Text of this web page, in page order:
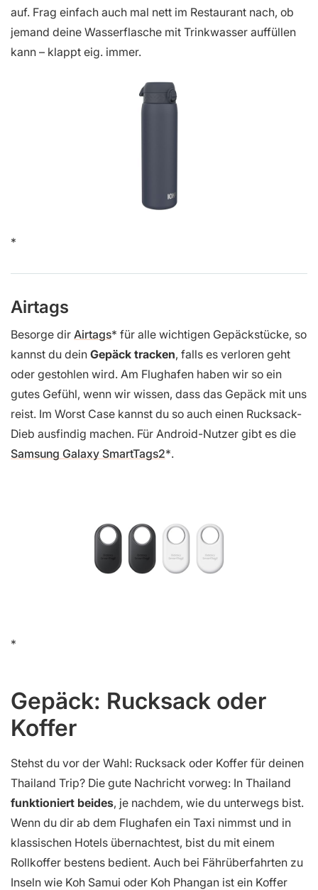
auf. Frag einfach auch mal nett im Restaurant nach, ob
jemand deine Wasserflasche mit Trinkwasser auffüllen
kann – klappt eig. immer.
Airtags
Besorge dir Airtags für alle wichtigen Gepäckstücke, so
kannst du dein Gepäck tracken, falls es verloren geht
oder gestohlen wird. Am Flughafen haben wir so ein
gutes Gefühl, wenn wir wissen, dass das Gepäck mit uns
reist. Im Worst Case kannst du so auch einen Rucksack-
Dieb ausfindig machen. Für Android-Nutzer gibt es die
Samsung Galaxy SmartTags2 .
Gepäck: Rucksack oder
Koffer
Stehst du vor der Wahl: Rucksack oder Koffer für deinen
Thailand Trip? Die gute Nachricht vorweg: In Thailand
funktioniert beides, je nachdem, wie du unterwegs bist.
Wenn du dir ab dem Flughafen ein Taxi nimmst und in
klassischen Hotels übernachtest, bist du mit einem
Rollkoffer bestens bedient. Auch bei Fährüberfahrten zu
Inseln wie Koh Samui oder Koh Phangan ist ein Koffer